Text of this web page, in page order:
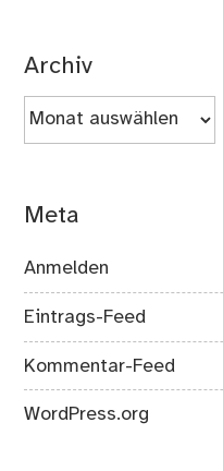
Archiv
Archiv
Meta
Anmelden
Eintrags-Feed
Kommentar-Feed
WordPress.org